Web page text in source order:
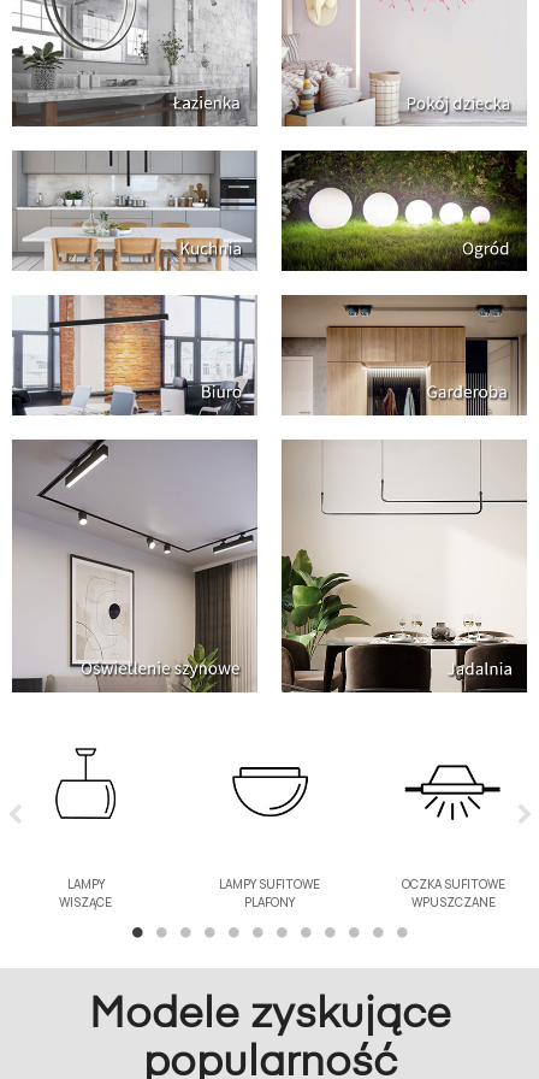
LAMPY
WISZĄCE
LAMPY SUFITOWE
PLAFONY
OCZKA SUFITOWE
WPUSZCZANE
Modele zyskujące
popularność